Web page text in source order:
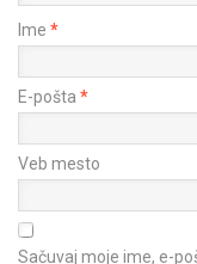
Ime *
E-pošta *
Veb mesto
Sačuvaj moje ime, e-